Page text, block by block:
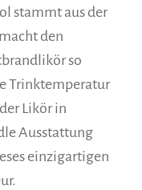
stammt aus der
den
so
Trinktemperatur
Likör in
Ausstattung
einzigartigen